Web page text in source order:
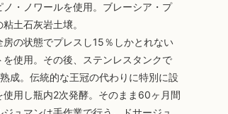
ノ・ノワールを使用。ブレーシア・プ
土石灰岩土壌。
の状態でプレスし15％しかとれない
を使用。その後、ステンレスタンクで
成。伝統的な王冠の代わりに特別に設
使用し瓶内2次発酵。そのまま60ヶ月間